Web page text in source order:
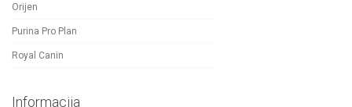
Orijen
Purina Pro Plan
Royal Canin
Informacija